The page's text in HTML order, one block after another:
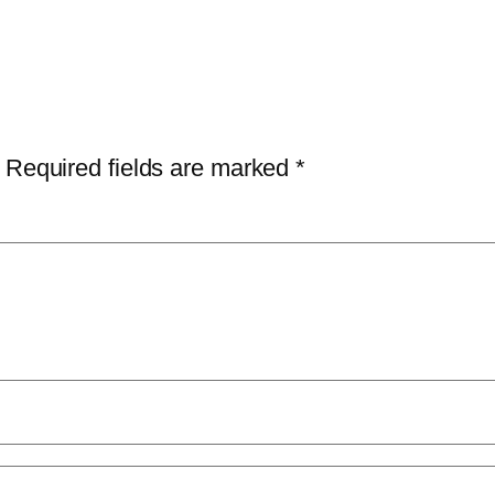
Required fields are marked*